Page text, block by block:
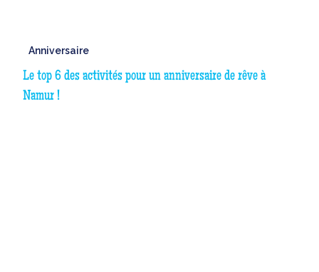
Anniversaire
Le top 6 des activités pour un anniversaire de rêve à
Namur !